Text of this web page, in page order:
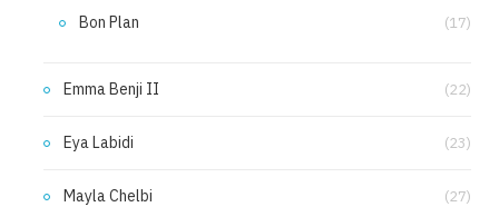
Bon Plan (17)
Emma Benji II (22)
Eya Labidi (23)
Mayla Chelbi (27)